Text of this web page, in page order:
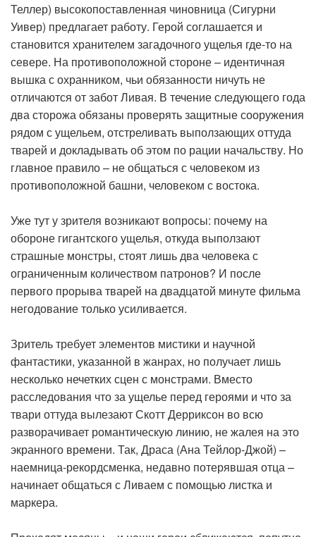
Теллер) высокопоставленная чиновница (Сигурни
Уивер) предлагает работу. Герой соглашается и
становится хранителем загадочного ущелья где-то на
севере. На противоположной стороне – идентичная
вышка с охранником, чьи обязанности ничуть не
отличаются от забот Ливая. В течение следующего года
два сторожа обязаны проверять защитные сооружения
рядом с ущельем, отстреливать выползающих оттуда
тварей и докладывать об этом по рации начальству. Но
главное правило – не общаться с человеком из
противоположной башни, человеком с востока.
Уже тут у зрителя возникают вопросы: почему на
обороне гигантского ущелья, откуда выползают
страшные монстры, стоят лишь два человека с
ограниченным количеством патронов? И после
первого прорыва тварей на двадцатой минуте фильма
негодование только усиливается.
Зритель требует элементов мистики и научной
фантастики, указанной в жанрах, но получает лишь
несколько нечетких сцен с монстрами. Вместо
расследования что за ущелье перед героями и что за
твари оттуда вылезают Скотт Дерриксон во всю
разворачивает романтическую линию, не жалея на это
экранного времени. Так, Драса (Ана Тейлор-Джой) –
наемница-рекордсменка, недавно потерявшая отца –
начинает общаться с Ливаем с помощью листка и
маркера.